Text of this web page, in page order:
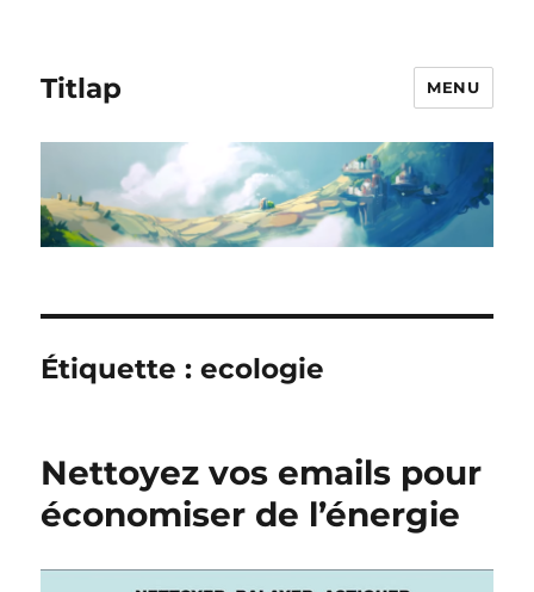
Titlap MENU
Étiquette :ecologie
Nettoyez vos emails pour
économiser de l’énergie